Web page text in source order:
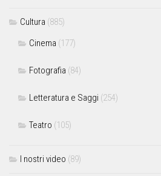
Cultura (885)
Cinema (177)
Fotografia (84)
Letteratura e Saggi (254)
Teatro (105)
I nostri video (89)